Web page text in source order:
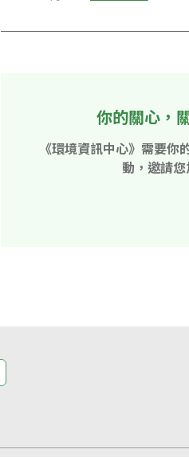
你的關心，
《環境資訊中心》需要
動，邀請